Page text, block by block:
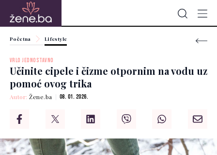
Početna Lifestyle
VRLO JEDNOSTAVNO
Učinite cipele i čizme otpornim na vodu uz
pomoć ovog trika
Autor:Žene.ba 08. 01. 2026.